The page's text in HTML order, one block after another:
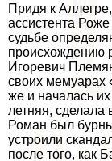
Придя к
ассистента
судьбе
происхождению
Игоревич
своих мемуарах
же и началась
летняя, сделала
Роман был
устроили
после того, как